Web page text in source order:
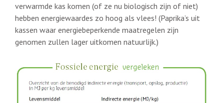
verwarmde kas komen (of ze nu biologisch zijn of niet)
hebben energiewaardes zo hoog als vlees! (Paprika’s uit
kassen waar energiebeperkende maatregelen zijn
genomen zullen lager uitkomen natuurlijk.)